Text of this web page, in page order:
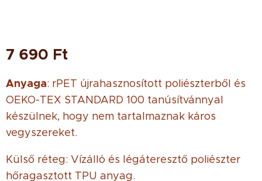
7 690 Ft
Anyaga: rPET újrahasznosított poliészterből és
OEKO-TEX STANDARD 100 tanúsítvánnyal
készülnek, hogy nem tartalmaznak káros
vegyszereket.
Külső réteg: Vízálló és légáteresztő poliészter
hőragasztott TPU anyag.